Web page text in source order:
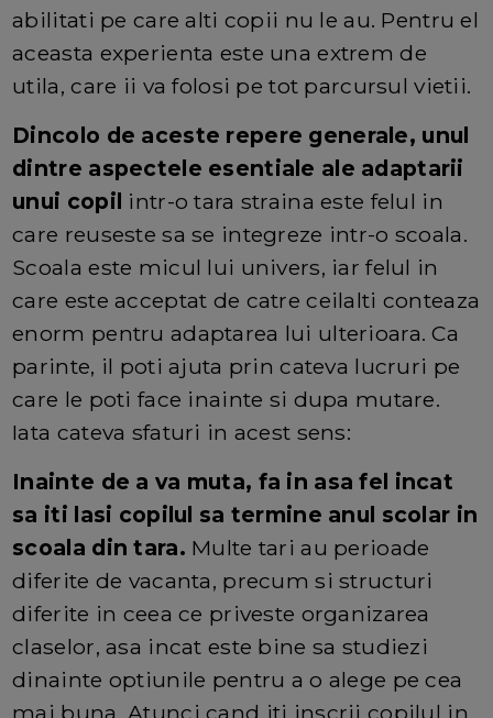
abilitati pe care alti copii nu le au. Pentru el
aceasta experienta este una extrem de
utila, care ii va folosi pe tot parcursul vietii.
Dincolo de aceste repere generale, unul
dintre aspectele esentiale ale adaptarii
unui copil intr-o tara straina este felul in
care reuseste sa se integreze intr-o scoala.
Scoala este micul lui univers, iar felul in
care este acceptat de catre ceilalti conteaza
enorm pentru adaptarea lui ulterioara. Ca
parinte, il poti ajuta prin cateva lucruri pe
care le poti face inainte si dupa mutare.
Iata cateva sfaturi in acest sens:
Inainte de a va muta, fa in asa fel incat
sa iti lasi copilul sa termine anul scolar in
scoala din tara. Multe tari au perioade
diferite de vacanta, precum si structuri
diferite in ceea ce priveste organizarea
claselor, asa incat este bine sa studiezi
dinainte optiunile pentru a o alege pe cea